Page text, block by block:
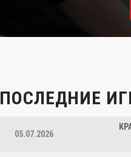
ПОСЛЕДНИЕ
05.07.2026